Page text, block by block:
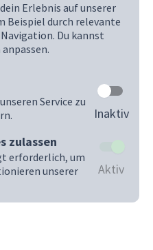
Erlebnis auf unserer
Beispiel durch relevante
Du kannst
Service zu
Inaktiv
zulassen
erforderlich, um
unserer
Aktiv